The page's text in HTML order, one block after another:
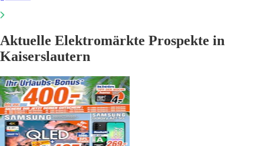
Aktuelle Elektromärkte Prospekte in
Kaiserslautern